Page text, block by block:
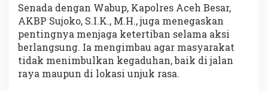
Senada dengan Wabup, Kapolres Aceh Besar,
AKBP Sujoko, S.I.K., M.H., juga menegaskan
pentingnya menjaga ketertiban selama aksi
berlangsung. Ia mengimbau agar masyarakat
tidak menimbulkan kegaduhan, baik di jalan
raya maupun di lokasi unjuk rasa.